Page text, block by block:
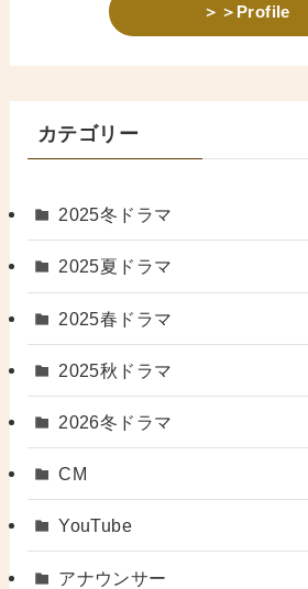
＞＞Profile
カテゴリー
2025冬ドラマ
2025夏ドラマ
2025春ドラマ
2025秋ドラマ
2026冬ドラマ
CM
YouTube
アナウンサー